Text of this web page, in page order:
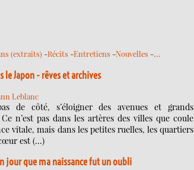
(extraits) -Récits -Entretiens -Nouvelles -…
le Japon - rêves et archives
Leblanc
de côté, s’éloigner des avenues et grands
n’est pas dans les artères des villes que coule
vitale, mais dans les petites ruelles, les quartiers
est (…)
jour que ma naissance fut un oubli